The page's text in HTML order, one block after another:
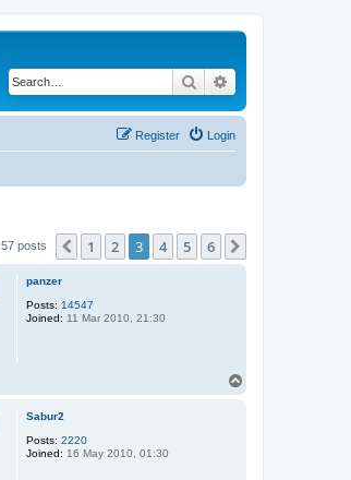
Search
Login
Register
57 posts Previous
1 2 3 4 5 6
panzer
Posts: 14547
Joined: 11 Mar 2010, 21:30
Sabur2
Posts: 2220
Joined: 16 May 2010, 01:30